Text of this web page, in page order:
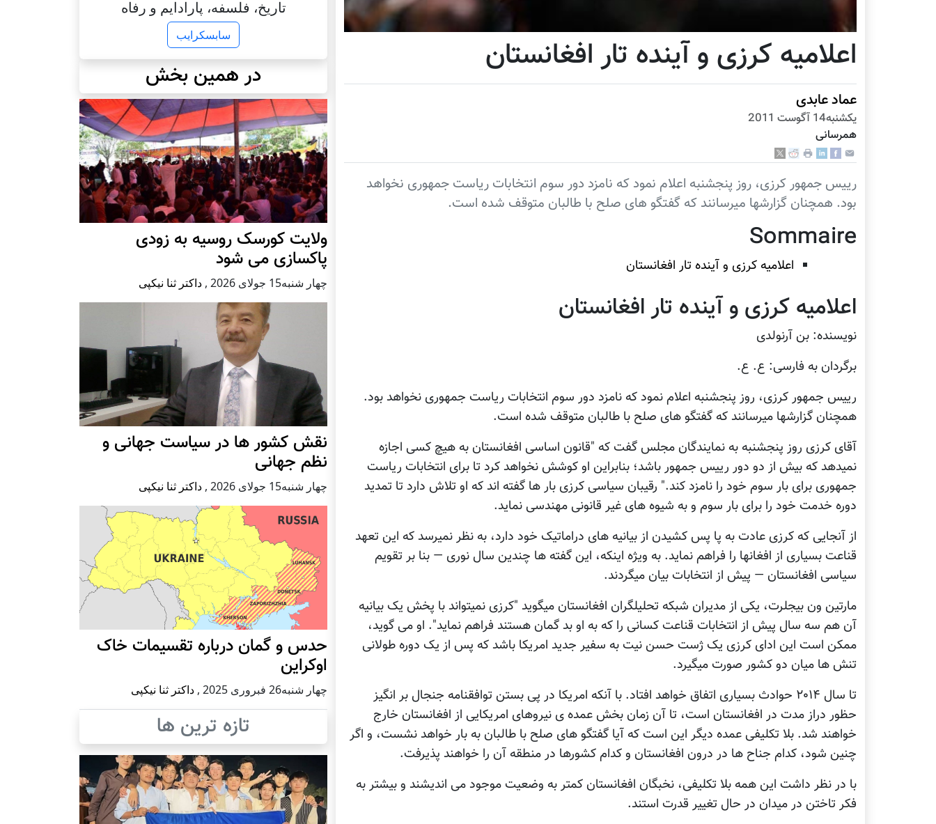
اعلامیه کرزی و آینده تار افغانستان
عماد عابدی
يكشنبه14 آگوست 2011
همرسانی
رییس جمهور کرزی، روز پنجشنبه اعلام نمود که نامزد دور سوم انتخابات ریاست جمهوری نخواهد
بود. همچنان گزارشها میرسانند که گفتگو های صلح با طالبان متوقف شده است.
Sommaire
اعلامیه کرزی و آینده تار افغانستان
اعلامیه کرزی و آینده تار افغانستان
نویسنده: بن آرنولدی
برگردان به فارسی: ع. ع.
رییس جمهور کرزی، روز پنجشنبه اعلام نمود که نامزد دور سوم انتخابات ریاست جمهوری نخواهد بود.
همچنان گزارشها میرسانند که گفتگو های صلح با طالبان متوقف شده است.
آقای کرزی روز پنجشنبه به نمایندگان مجلس گفت که "قانون اساسی افغانستان به هیچ کسی اجازه
نمیدهد که بیش از دو دور رییس جمهور باشد؛ بنابراین او کوشش نخواهد کرد تا برای انتخابات ریاست
جمهوری برای بار سوم خود را نامزد کند." رقیبان سیاسی کرزی بار ها گفته اند که او تلاش دارد تا تمدید
دوره خدمت خود را برای بار سوم و به شیوه های غیر قانونی مهندسی نماید.
از آنجایی که کرزی عادت به پا پس کشیدن از بیانیه های دراماتیک خود دارد، به نظر نمیرسد که این تعهد
قناعت بسیاری از افغانها را فراهم نماید. به ویژه اینکه، این گفته ها چندین سال نوری — بنا بر تقویم
سیاسی افغانستان — پیش از انتخابات بیان میگردند.
مارتین ون بیجلرت، یکی از مدیران شبکه تحلیلگران افغانستان میگوید "کرزی نمیتواند با پخش یک بیانیه
آن هم سه سال پیش از انتخابات قناعت کسانی را که به او بد گمان هستند فراهم نماید". او می گوید،
ممکن است این ادای کرزی یک ژست حسن نیت به سفیر جدید امریکا باشد که پس از یک دوره طولانی
تنش ها میان دو کشور صورت میگیرد.
تا سال ۲۰۱۴ حوادث بسیاری اتفاق خواهد افتاد. با آنکه امریکا در پی بستن توافقنامه جنجال بر انگیز
حظور دراز مدت در افغانستان است، تا آن زمان بخش عمده ی نیروهای امریکایی از افغانستان خارج
خواهند شد. بلا تکلیفی عمده دیگر این است که آیا گفتگو های صلح با طالبان به بار خواهد نشست، و اگر
چنین شود، کدام جناح ها در درون افغانستان و کدام کشورها در منطقه آن را خواهند پذیرفت.
با در نظر داشت این همه بلا تکلیفی، نخبگان افغانستان کمتر به وضعیت موجود می اندیشند و بیشتر به
فکر تاختن در میدان در حال تغییر قدرت استند.
تاریخ، فلسفه، پارادایم و رفاه
سابسکرایب
در همین بخش
ولایت کورسک روسیه به زودی
پاکسازی می شود
چهار شنبه15 جولای 2026 , داکتر ثنا نیکپی
نقش کشور ها در سیاست جهانی و
نظم جهانی
چهار شنبه15 جولای 2026 , داکتر ثنا نیکپی
حدس و گمان درباره تقسیمات خاک
اوکراین
چهار شنبه26 فبروری 2025 , داکتر ثنا نیکپی
تازه ترین ها